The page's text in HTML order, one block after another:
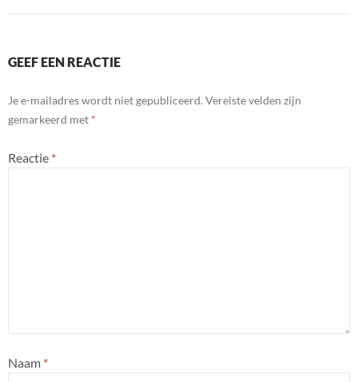
GEEF EEN REACTIE
Je e-mailadres wordt niet gepubliceerd. Vereiste velden zijn
gemarkeerd met *
Reactie *
Naam *